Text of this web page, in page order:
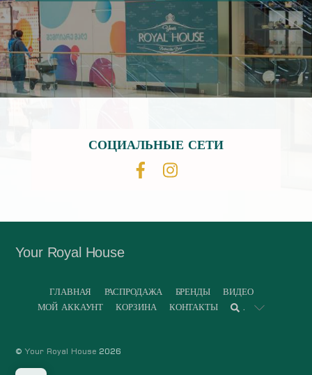
СОЦИАЛЬНЫЕ СЕТИ
Your Royal House
ГЛАВНАЯ РАСПРОДАЖА БРЕНДЫ
ВИДЕО
МОЙ АККАУНТ
КОРЗИНА КОНТАКТЫ .
©Your Royal House 2026